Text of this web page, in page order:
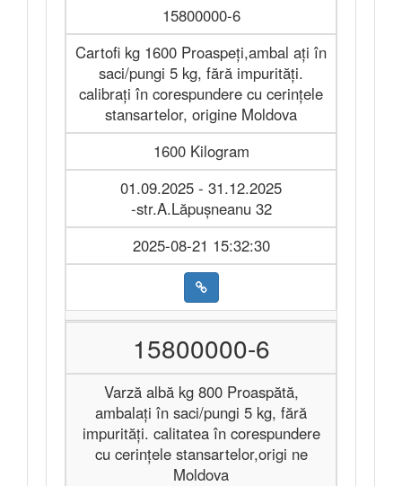
15800000-6
Cartofi kg 1600 Proaspeți,ambal ați în
saci/pungi 5 kg, fără impurități.
calibrați în corespundere cu cerințele
stansartelor, origine Moldova
1600 Kilogram
01.09.2025 - 31.12.2025
-str.A.Lăpușneanu 32
2025-08-21 15:32:30
15800000-6
Varză albă kg 800 Proaspătă,
ambalați în saci/pungi 5 kg, fără
impurități. calitatea în corespundere
cu cerințele stansartelor,origi ne
Moldova